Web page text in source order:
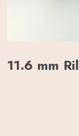
11.6 mm